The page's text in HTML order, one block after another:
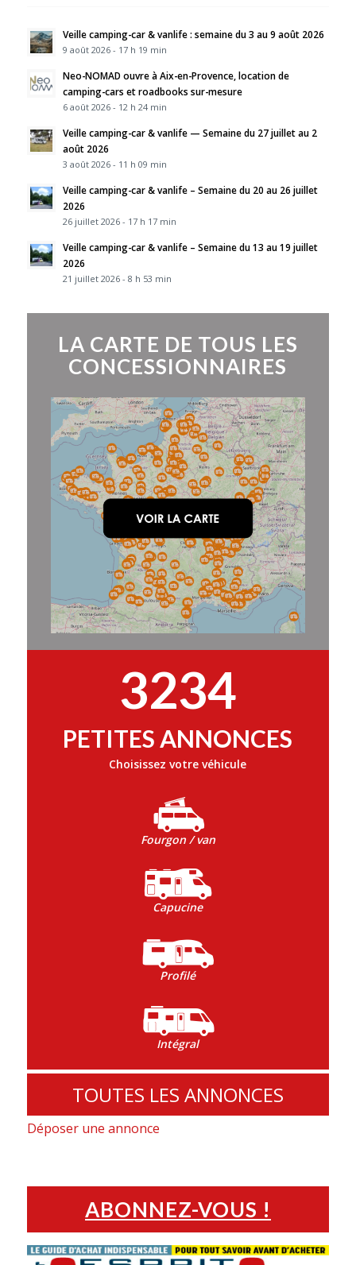
Veille camping-car & vanlife : semaine du 3 au 9 août 2026
9 août 2026 - 17 h 19 min
Neo-NOMAD ouvre à Aix-en-Provence, location de
camping-cars et roadbooks sur-mesure
6 août 2026 - 12 h 24 min
Veille camping-car & vanlife — Semaine du 27 juillet au 2
août 2026
3 août 2026 - 11 h 09 min
Veille camping-car & vanlife – Semaine du 20 au 26 juillet
2026
26 juillet 2026 - 17 h 17 min
Veille camping-car & vanlife – Semaine du 13 au 19 juillet
2026
21 juillet 2026 - 8 h 53 min
LA CARTE DE TOUS LES
CONCESSIONNAIRES
3234
PETITES ANNONCES
Choisissez votre véhicule
Fourgon / van
Capucine
Profilé
Intégral
TOUTES LES ANNONCES
Déposer une annonce
ABONNEZ-VOUS !